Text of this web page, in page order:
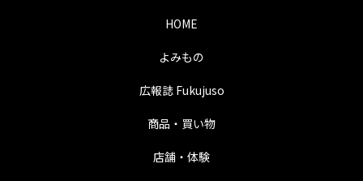
HOME
よみもの
広報誌 Fukujuso
商品・買い物
店舗・体験